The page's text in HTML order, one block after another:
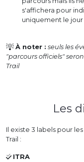
s'affichera pour
uniquement le
À noter : seuls les
"parcours officiels"
Trail
Les
Il existe 3 labels pour
Trail :
ITRA